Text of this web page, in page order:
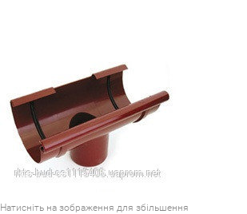
Натисніть на зображення для збільшення